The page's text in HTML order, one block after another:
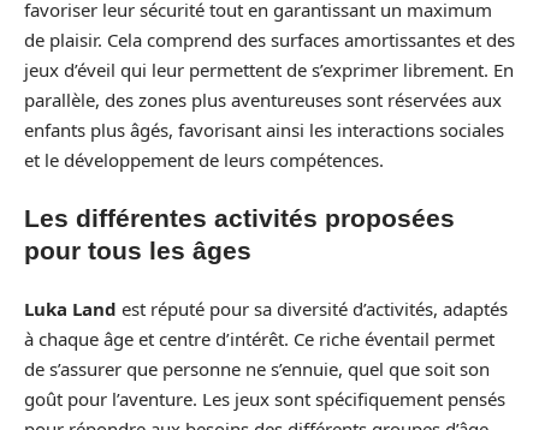
favoriser leur sécurité tout en garantissant un maximum
de plaisir. Cela comprend des surfaces amortissantes et des
jeux d’éveil qui leur permettent de s’exprimer librement. En
parallèle, des zones plus aventureuses sont réservées aux
enfants plus âgés, favorisant ainsi les interactions sociales
et le développement de leurs compétences.
Les différentes activités proposées
pour tous les âges
Luka Land est réputé pour sa diversité d’activités, adaptés
à chaque âge et centre d’intérêt. Ce riche éventail permet
de s’assurer que personne ne s’ennuie, quel que soit son
goût pour l’aventure. Les jeux sont spécifiquement pensés